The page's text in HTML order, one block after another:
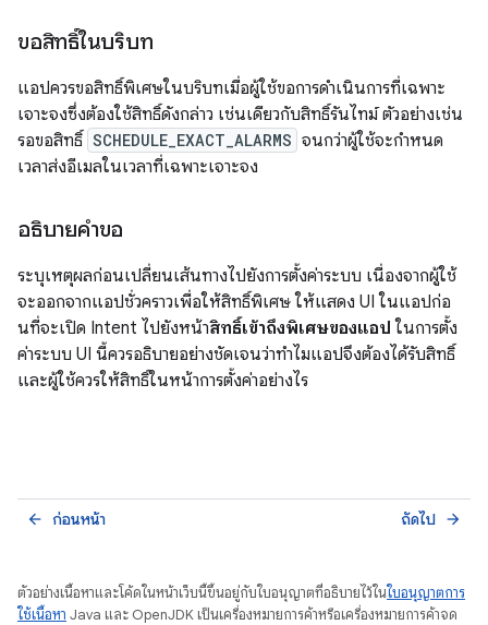
ขอสิทธิ์ในบริบท
แอปควรขอสิทธิ์พิเศษในบริบทเมื่อผู้ใช้ขอการดำเนินการที่เฉพาะ
เจาะจงซึ่งต้องใช้สิทธิ์ดังกล่าว เช่นเดียวกับสิทธิ์รันไทม์ ตัวอย่างเช่น
รอขอสิทธิ์ SCHEDULE_EXACT_ALARMS จนกว่าผู้ใช้จะกำหนด
เวลาส่งอีเมลในเวลาที่เฉพาะเจาะจง
อธิบายคำขอ
ระบุเหตุผลก่อนเปลี่ยนเส้นทางไปยังการตั้งค่าระบบ เนื่องจากผู้ใช้
จะออกจากแอปชั่วคราวเพื่อให้สิทธิ์พิเศษ ให้แสดง UI ในแอปก่อ
นที่จะเปิด Intent ไปยังหน้าสิทธิ์เข้าถึงพิเศษของแอป ในการตั้ง
ค่าระบบ UI นี้ควรอธิบายอย่างชัดเจนว่าทำไมแอปจึงต้องได้รับสิทธิ์
และผู้ใช้ควรให้สิทธิ์ในหน้าการตั้งค่าอย่างไร
ก่อนหน้า
arrow_back ถัดไป arrow_forward
ตัวอย่างเนื้อหาและโค้ดในหน้าเว็บนี้ขึ้นอยู่กับใบอนุญาตที่อธิบายไว้ในใบอนุญาตการ
ใช้เนื้อหา Java และ OpenJDK เป็นเครื่องหมายการค้าหรือเครื่องหมายการค้าจด